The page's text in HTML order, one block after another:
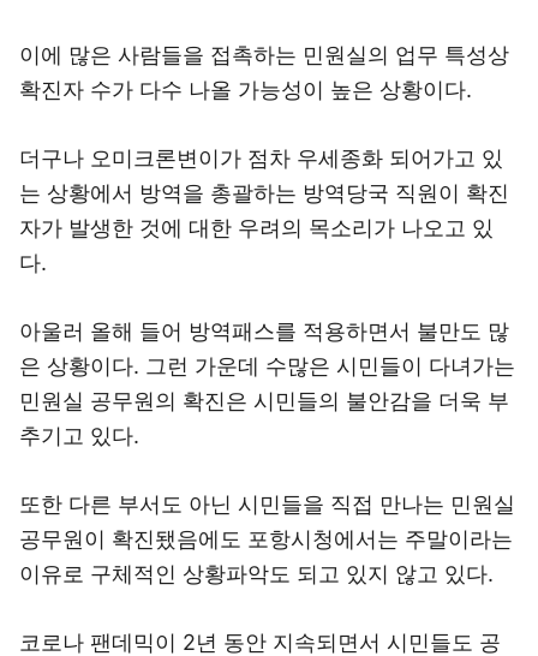
이에 많은 사람들을 접촉하는 민원실의 업무 특성상
확진자 수가 다수 나올 가능성이 높은 상황이다.
더구나 오미크론변이가 점차 우세종화 되어가고 있
는 상황에서 방역을 총괄하는 방역당국 직원이 확진
자가 발생한 것에 대한 우려의 목소리가 나오고 있
다.
아울러 올해 들어 방역패스를 적용하면서 불만도 많
은 상황이다. 그런 가운데 수많은 시민들이 다녀가는
민원실 공무원의 확진은 시민들의 불안감을 더욱 부
추기고 있다.
또한 다른 부서도 아닌 시민들을 직접 만나는 민원실
공무원이 확진됐음에도 포항시청에서는 주말이라는
이유로 구체적인 상황파악도 되고 있지 않고 있다.
코로나 팬데믹이 2년 동안 지속되면서 시민들도 공